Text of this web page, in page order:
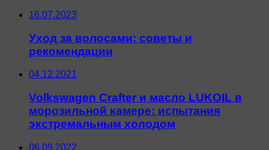
16.07.2023
Уход за волосами: советы и
рекомендации
04.12.2021
Volkswagen Crafter и масло LUKOIL в
морозильной камере: испытания
экстремальным холодом
06.09.2022